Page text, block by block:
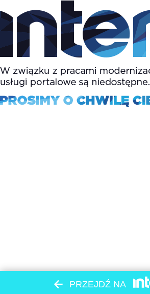
PRZEJDŹ NA